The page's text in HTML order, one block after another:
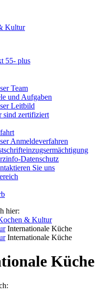
Kultur
55- plus
Team
und Aufgaben
Leitbild
sind zertifiziert
Anmeldeverfahren
Datenschutz
Sie uns
hier:
& Kultur
Internationale Küche
Internationale Küche
Küche